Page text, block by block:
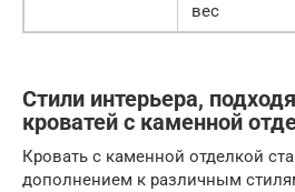
вес
Стили интерьера,
кроватей с каменной
Кровать с каменной отделкой
дополнением к различным